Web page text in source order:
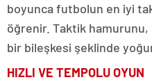
boyunca futbolun en iyi
öğrenir. Taktik
bir bileşkesi şeklinde
HIZLI VE TEMPOLU OYUN